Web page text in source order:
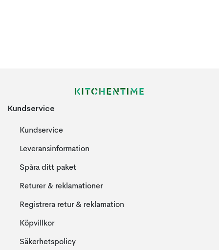
Kundservice
Kundservice
Leveransinformation
Spåra ditt paket
Returer & reklamationer
Registrera retur & reklamation
Köpvillkor
Säkerhetspolicy